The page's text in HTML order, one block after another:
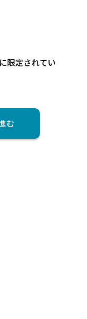
限定されてい
む